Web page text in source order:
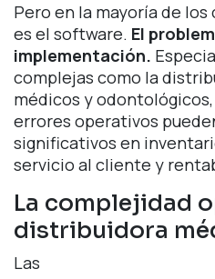
Pero en la mayoría de
es el software. El
implementación.
complejas como la
médicos y
errores operativos
significativos en
servicio al cliente y
La complejidad
distribuidora
Las